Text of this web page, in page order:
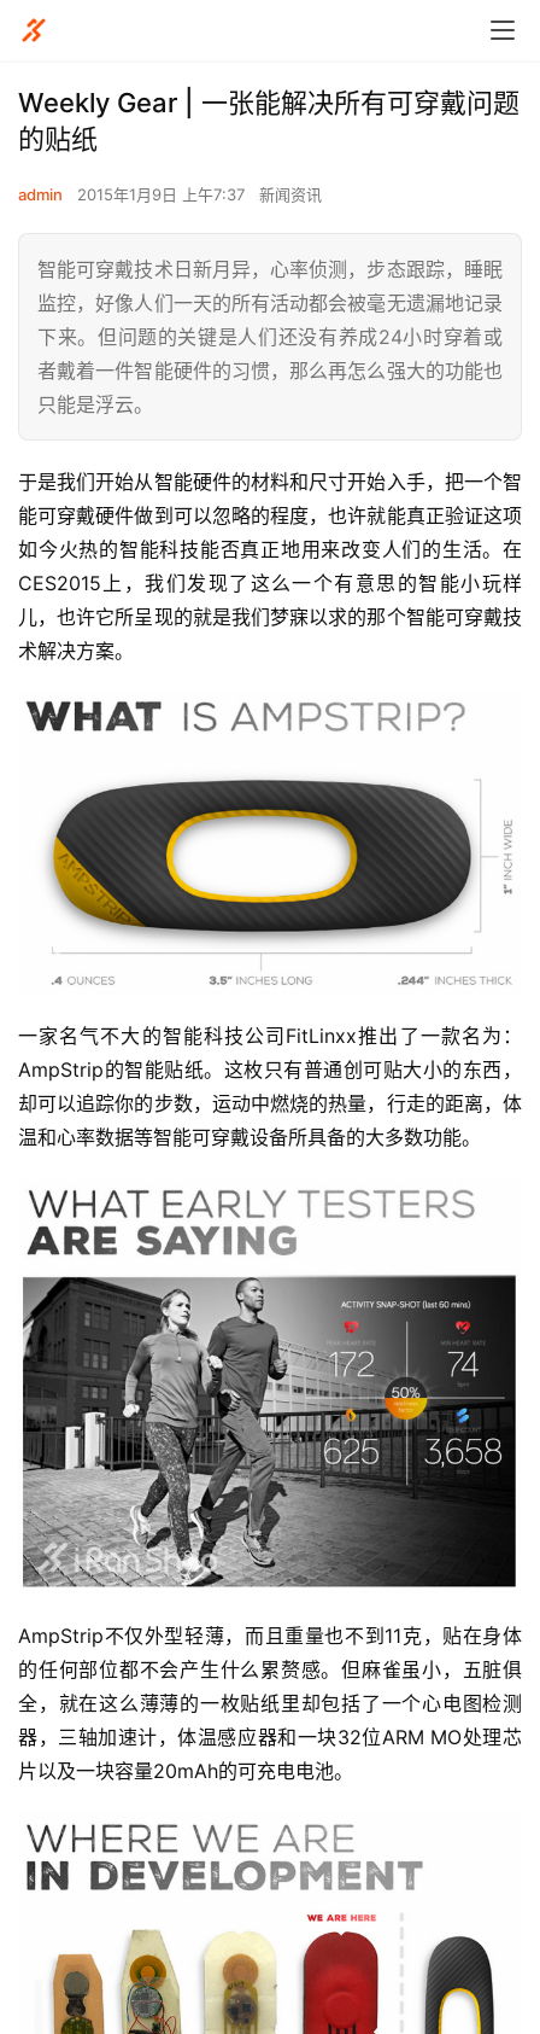
​Weekly Gear | 一张能解决所有可穿戴问题
的贴纸
admin 2015年1月9日 上午7:37 新闻资讯
智能可穿戴技术日新月异，心率侦测，步态跟踪，睡眠
监控，好像人们一天的所有活动都会被毫无遗漏地记录
下来。但问题的关键是人们还没有养成24小时穿着或
者戴着一件智能硬件的习惯，那么再怎么强大的功能也
只能是浮云。
于是我们开始从智能硬件的材料和尺寸开始入手，把一个智
能可穿戴硬件做到可以忽略的程度，也许就能真正验证这项
如今火热的智能科技能否真正地用来改变人们的生活。 在
CES2015上，我们发现了这么一个有意思的智能小玩样
儿，也许它所呈现的就是我们梦寐以求的那个智能可穿戴技
术解决方案。
一家名气不大的智能科技公司FitLinxx推出了一款名为：
AmpStrip的智能贴纸。这枚只有普通创可贴大小的东西，
却可以追踪你的步数，运动中燃烧的热量，行走的距离，体
温和心率数据等智能可穿戴设备所具备的大多数功能。
AmpStrip不仅外型轻薄，而且重量也不到11克，贴在身体
的任何部位都不会产生什么累赘感。但麻雀虽小，五脏俱
全，就在这么薄薄的一枚贴纸里却包括了一个心电图检测
器，三轴加速计，体温感应器和一块32位ARM MO处理芯
片以及一块容量20mAh的可充电电池。